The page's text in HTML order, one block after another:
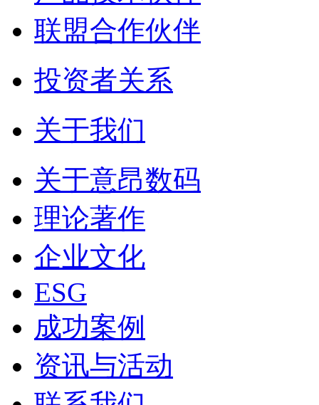
联盟合作伙伴
投资者关系
关于我们
关于意昂数码
理论著作
企业文化
ESG
成功案例
资讯与活动